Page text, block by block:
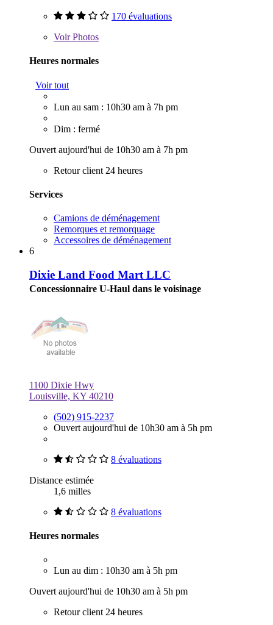
170 évaluations
VoirPhotos
Heures normales
Voir tout
Lun au sam : 10h30 am à 7h pm
Dim : fermé
Ouvert aujourd'hui de 10h30 am à 7h pm
Retour client 24 heures
Services
Camions de déménagement
Remorques et remorquage
Accessoires de déménagement
6
Dixie Land Food Mart LLC
Concessionnaire U-Haul dans le voisinage
1100 Dixie Hwy
Louisville, KY 40210
(502) 915-2237
Ouvert aujourd'hui de 10h30 am à 5h pm
8 évaluations
Distance estimée
1,6 milles
8 évaluations
Heures normales
Lun au dim : 10h30 am à 5h pm
Ouvert aujourd'hui de 10h30 am à 5h pm
Retour client 24 heures